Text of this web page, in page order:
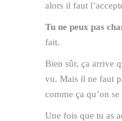
alors il faut
Tu ne peux pas
fait.
Bien sûr, ça arrive
vu. Mais il ne faut
comme ça qu’on
Une fois que tu as